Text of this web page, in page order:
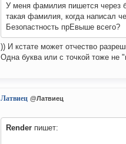
У меня фамилия пишется через
такая фамилия, когда написал
Безопастность прЕвыше всего?
)) И кстате может отчество
Одна буква или с точкой тоже не
Латвиец @Латвиец
Render пишет: